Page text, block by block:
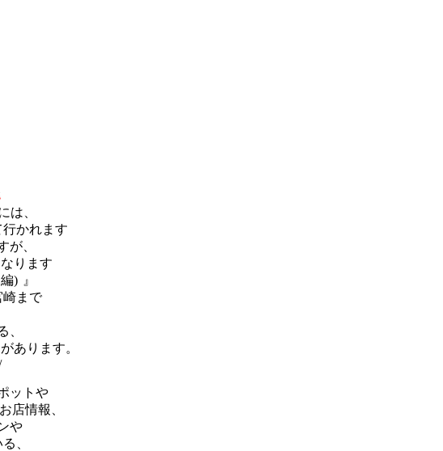
は、
かれます
が、
ります
) 』
崎まで
、
あります。
ットや
店情報、
や
、